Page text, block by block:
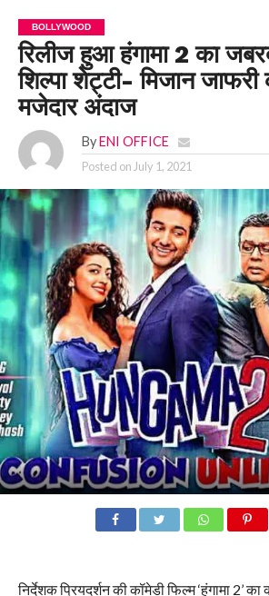
BOLLYWOOD
रिलीज हुआ हंगामा 2 का
शिल्पा शेट्टी- मिजान जाफरी
मजेदार अंदाज
By ENI OFFICE
Posted on July 1, 2021
निर्देशक प्रियदर्शन की कॉमेडी फिल्म ‘हंगामा 2’